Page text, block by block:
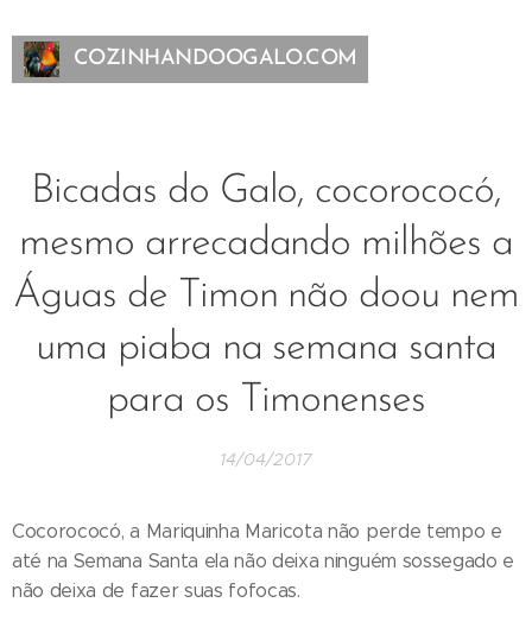
COZINHANDOOGALO.COM
Bicadas do Galo, cocorococó,
mesmo arrecadando milhões a
Águas de Timon não doou nem
uma piaba na semana santa
para os Timonenses
14/04/2017
Cocorococó, a Mariquinha Maricota não perde tempo e
até na Semana Santa ela não deixa ninguém sossegado e
não deixa de fazer suas fofocas.